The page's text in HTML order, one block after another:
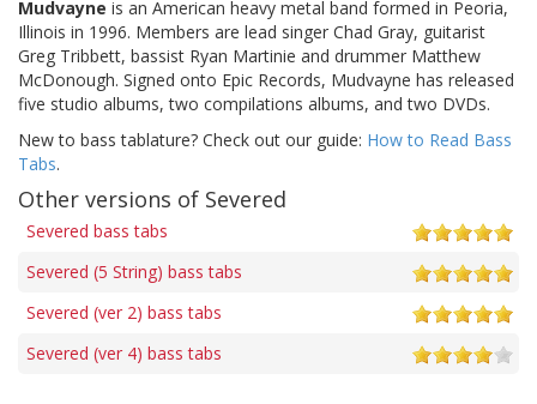
Mudvayne is an American heavy metal band formed in Peoria,
Illinois in 1996. Members are lead singer Chad Gray, guitarist
Greg Tribbett, bassist Ryan Martinie and drummer Matthew
McDonough. Signed onto Epic Records, Mudvayne has released
five studio albums, two compilations albums, and two DVDs.
New to bass tablature? Check out our guide: How to Read Bass
Tabs.
Other versions of Severed
Severed bass tabs
Severed (5 String) bass tabs
Severed (ver 2) bass tabs
Severed (ver 4) bass tabs